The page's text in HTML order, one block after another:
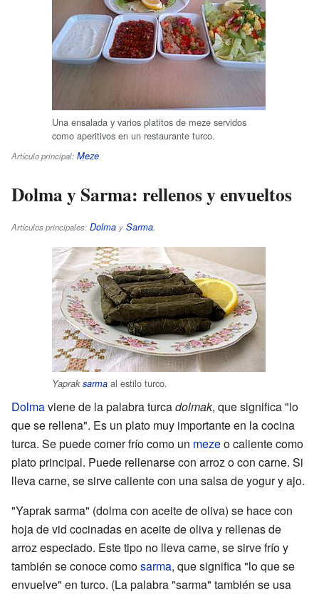
Una ensalada y varios platitos de meze servidos
como aperitivos en un restaurante turco.
Artículo principal: Meze
Dolma y Sarma: rellenos y envueltos
Artículos principales: Dolma y Sarma.
Yapraksarma al estilo turco.
Dolmaviene de la palabra turcadolmak, que significa "lo
que se rellena". Es un plato muy importante en la cocina
turca. Se puede comer frío como un mezeo caliente como
plato principal. Puede rellenarse con arroz o con carne. Si
lleva carne, se sirve caliente con una salsa de yogur y ajo.
"Yaprak sarma" (dolma con aceite de oliva) se hace con
hoja de vid cocinadas en aceite de oliva y rellenas de
arroz especiado. Este tipo no lleva carne, se sirve frío y
también se conoce comosarma, que significa "lo que se
envuelve" en turco. (La palabra "sarma" también se usa